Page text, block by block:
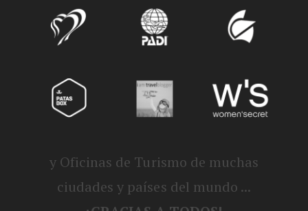
y Oficinas de Turismo de muchas
ciudades y países del mundo ...